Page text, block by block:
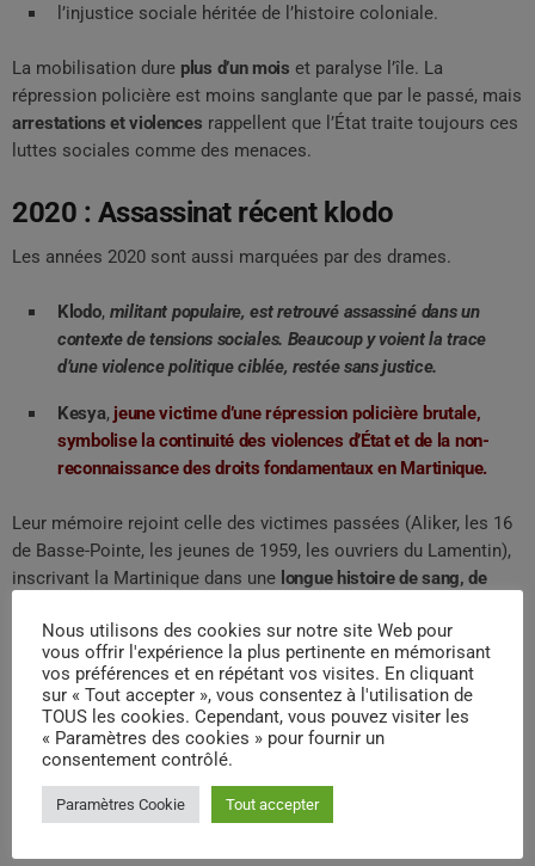
l’injustice sociale héritée de l’histoire coloniale.
La mobilisation dure plus d’un mois et paralyse l’île. La
répression policière est moins sanglante que par le passé, mais
arrestations et violences rappellent que l’État traite toujours ces
luttes sociales comme des menaces.
2020 : Assassinat récent klodo
Les années 2020 sont aussi marquées par des drames.
Klodo, militant populaire, est retrouvé assassiné dans un
contexte de tensions sociales. Beaucoup y voient la trace
d’une violence politique ciblée, restée sans justice.
Kesya,jeune victime d’une répression policière brutale,
symbolise la continuité des violences d’État et de la non-
reconnaissance des droits fondamentaux en Martinique.
Leur mémoire rejoint celle des victimes passées (Aliker, les 16
de Basse-Pointe, les jeunes de 1959, les ouvriers du Lamentin),
inscrivant la Martinique dans une longue histoire de sang, de
2024 : Le RPPRAC et la judiciarisation
des luttes, la répression comme seule
réponse de l’état français.
Ce collectif, dirigé par Rodrigue Petitot,
Gwladys Roger .
Nous utilisons des cookies sur notre site Web pour
vous offrir l'expérience la plus pertinente en mémorisant
vos préférences et en répétant vos visites. En cliquant
sur « Tout accepter », vous consentez à l'utilisation de
TOUS les cookies. Cependant, vous pouvez visiter les
« Paramètres des cookies » pour fournir un
consentement contrôlé.
Paramètres Cookie Tout accepter